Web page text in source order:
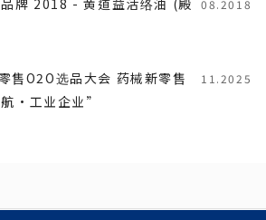
品牌 2018 - 黄道益活络油 (殿
08.2018
售O2O选品大会 药械新零售
·工业企业”
11.2025